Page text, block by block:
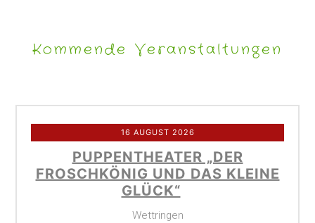
Kommende Veranstaltungen
16 AUGUST 2026
PUPPENTHEATER „DER
FROSCHKÖNIG UND DAS KLEINE
GLÜCK“
Wettringen